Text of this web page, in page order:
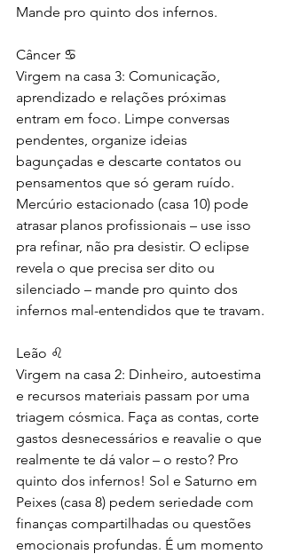
Mande pro quinto dos infernos.
Câncer ♋
Virgem na casa 3: Comunicação,
aprendizado e relações próximas
entram em foco. Limpe conversas
pendentes, organize ideias
bagunçadas e descarte contatos ou
pensamentos que só geram ruído.
Mercúrio estacionado (casa 10) pode
atrasar planos profissionais – use isso
pra refinar, não pra desistir. O eclipse
revela o que precisa ser dito ou
silenciado – mande pro quinto dos
infernos mal-entendidos que te travam.
Leão ♌
Virgem na casa 2: Dinheiro, autoestima
e recursos materiais passam por uma
triagem cósmica. Faça as contas, corte
gastos desnecessários e reavalie o que
realmente te dá valor – o resto? Pro
quinto dos infernos! Sol e Saturno em
Peixes (casa 8) pedem seriedade com
finanças compartilhadas ou questões
emocionais profundas. É um momento